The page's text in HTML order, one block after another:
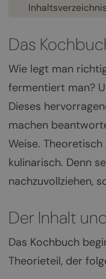
Inhaltsverzeichnis
Das
Wie legt man
fermentiert man?
Dieses
machen
Weise.
kulinarisch. Denn
nachzuvollziehen,
Der Inhalt
Das Kochbuch
Theorieteil, der